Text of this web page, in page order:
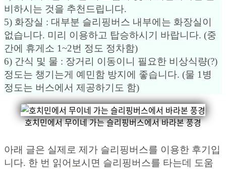
비하시는 것을 추천드립니다.
5) 화장실 : 대부분 슬리핑버스 내부에는 화장실이
없습니다. 미리 이용하고 탑승하시기 바랍니다. (중
간에 휴게소 1~2번 정도 정차함)
6) 간식 및 물 : 장거리 이동이니 필요한 비상식량(?)
정도는 챙기는게 예민함 방지에 좋습니다. (물 1병
정도는 버스에서 제공하기도 함)
호치민에서 무이네 가는 슬리핑버스에서 바라본 풍경
아래 글은 실제로 제가 슬리핑버스를 이용한 후기입
니다. 한 번 읽어보시면 슬리핑버스를 타는데 도움